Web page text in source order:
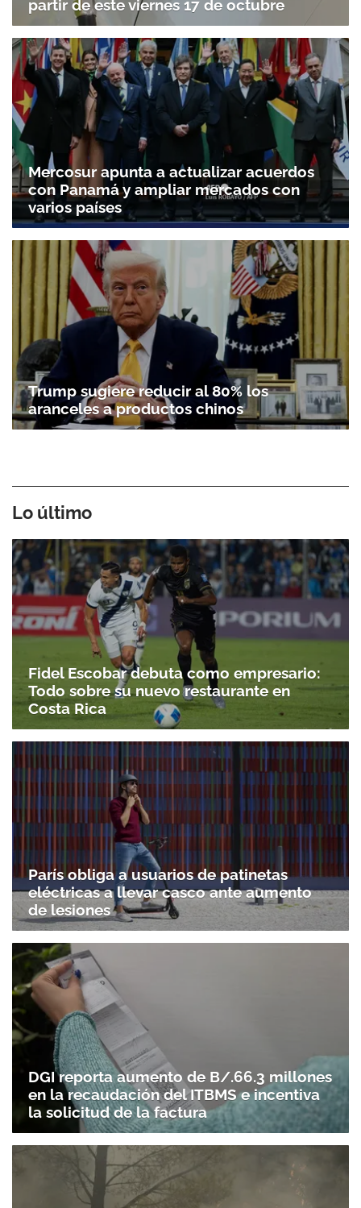
partir de este viernes 17 de octubre
Mercosur apunta a actualizar acuerdos
con Panamá y ampliar mercados con
varios países
Trump sugiere reducir al 80% los
aranceles a productos chinos
Lo último
Fidel Escobar debuta como empresario:
Todo sobre su nuevo restaurante en
Costa Rica
París obliga a usuarios de patinetas
eléctricas a llevar casco ante aumento
de lesiones
DGI reporta aumento de B/.66.3 millones
en la recaudación del ITBMS e incentiva
la solicitud de la factura